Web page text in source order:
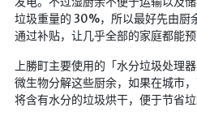
垃圾重量的 30%，所以最好先由厨
通过补贴，让几乎全部的家庭都能预
上勝町主要使用的「水分垃圾处理
微生物分解这些厨余，如果在城市
将含有水分的垃圾烘干，便于节省垃